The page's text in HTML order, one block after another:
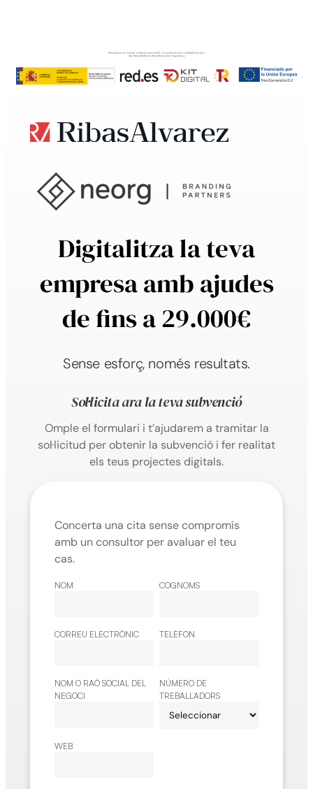
Digitalitza la teva
empresa amb ajudes
de fins a 29.000€
Sense esforç, només resultats.
Sol·licita ara la teva subvenció
Omple el formulari i t’ajudarem a tramitar la
sol·licitud per obtenir la subvenció i fer realitat
els teus projectes digitals.
Concerta una cita sense compromís
amb un consultor per avaluar el teu
cas.
NOM COGNOMS
CORREU ELECTRÒNIC TELÈFON
NOM O RAÓ SOCIAL DEL
NEGOCI
NÚMERO DE
TREBALLADORS
WEB